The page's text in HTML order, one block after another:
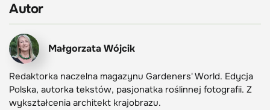
Autor
Małgorzata Wójcik
Redaktorka naczelna magazynu Gardeners' World. Edycja
Polska, autorka tekstów, pasjonatka roślinnej fotografii. Z
wykształcenia architekt krajobrazu.